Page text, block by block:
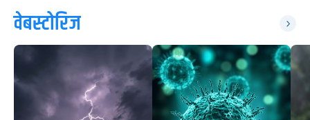
वेबस्टोरिज